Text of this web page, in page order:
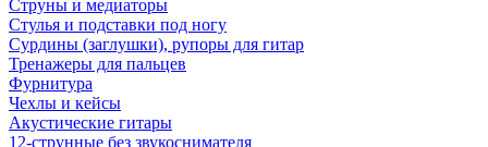
Струны и медиаторы
Стулья и подставки под ногу
Сурдины (заглушки), рупоры для гитар
Тренажеры для пальцев
Фурнитура
Чехлы и кейсы
Акустические гитары
12-струнные без звукоснимателя